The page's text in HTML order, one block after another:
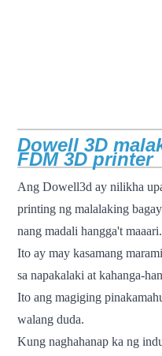
Dowell 3D
FDM 3D printer
Ang Dowell3d ay nilikha
printing ng malalaking
nang madali hangga't maaari.
Ito ay may kasamang
sa napakalaki at kahanga-
Ito ang magiging
walang duda.
Kung naghahanap ka ng